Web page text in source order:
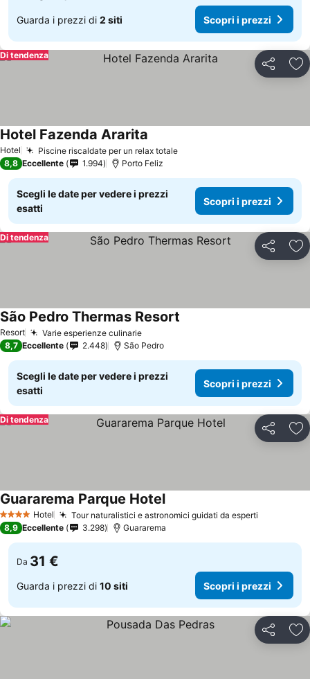
Guarda i prezzi di 2 siti Scopri i prezzi
Condividi
Di tendenza
Hotel Piscine riscaldate per un relax totale
Hotel Fazenda Ararita
8,8 Eccellente 1.994 Porto Feliz
Scegli le date per vedere i prezzi
esatti
Scopri i prezzi
Condividi
Di tendenza
Resort Varie esperienze culinarie
São Pedro Thermas Resort
8,7 Eccellente 2.448 São Pedro
Scegli le date per vedere i prezzi
esatti
Scopri i prezzi
Condividi
Di tendenza
4 Stelle Hotel Tour naturalistici e astronomici guidati da esperti
Guararema Parque Hotel
8,9 Eccellente 3.298 Guararema
Da 31 €
Guarda i prezzi di 10 siti Scopri i prezzi
Condividi